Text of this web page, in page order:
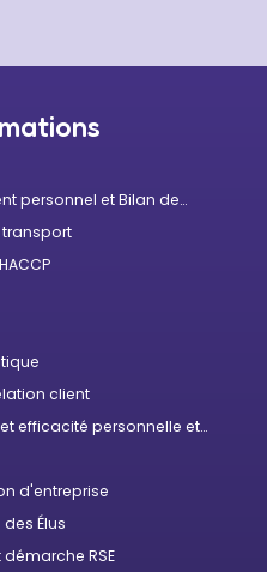
personnel et Bilan de
transport
client
efficacité personnelle et
d'entreprise
Élus
RSE